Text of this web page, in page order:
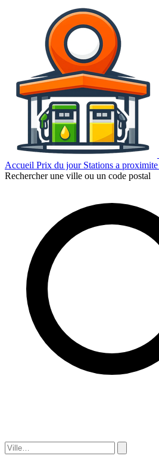
Accueil Prix du jour Stations a proximite
Rechercher une ville ou un code postal